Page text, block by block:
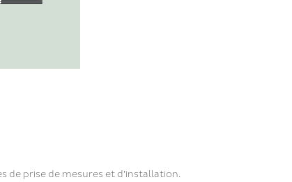
de prise de mesures et d’installation.